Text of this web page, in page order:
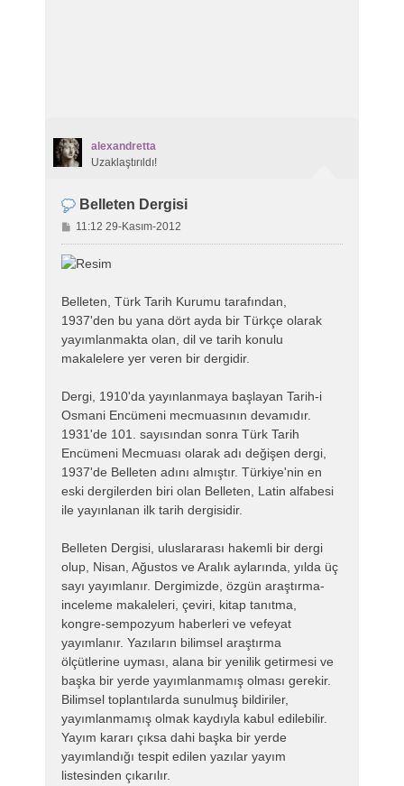
alexandretta
Uzaklaştırıldı!
Belleten Dergisi
M
e
s
11:12 29-Kasım-2012
Belleten, Türk Tarih Kurumu tarafından,
1937'den bu yana dört ayda bir Türkçe olarak
yayımlanmakta olan, dil ve tarih konulu
makalelere yer veren bir dergidir.
Dergi, 1910'da yayınlanmaya başlayan Tarih-i
Osmani Encümeni mecmuasının devamıdır.
1931'de 101. sayısından sonra Türk Tarih
Encümeni Mecmuası olarak adı değişen dergi,
1937'de Belleten adını almıştır. Türkiye'nin en
eski dergilerden biri olan Belleten, Latin alfabesi
ile yayınlanan ilk tarih dergisidir.
Belleten Dergisi, uluslararası hakemli bir dergi
olup, Nisan, Ağustos ve Aralık aylarında, yılda üç
sayı yayımlanır. Dergimizde, özgün araştırma-
inceleme makaleleri, çeviri, kitap tanıtma,
kongre-sempozyum haberleri ve vefeyat
yayımlanır. Yazıların bilimsel araştırma
ölçütlerine uyması, alana bir yenilik getirmesi ve
başka bir yerde yayımlanmamış olması gerekir.
Bilimsel toplantılarda sunulmuş bildiriler,
yayımlanmamış olmak kaydıyla kabul edilebilir.
Yayım kararı çıksa dahi başka bir yerde
yayımlandığı tespit edilen yazılar yayım
listesinden çıkarılır.